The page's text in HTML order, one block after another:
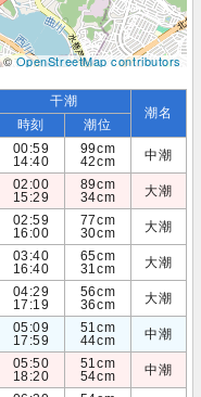
©OpenStreetMap contributors
干潮
潮名
時刻
潮位
00:59
14:40
99cm
42cm
中潮
02:00
15:29
89cm
34cm
大潮
02:59
16:00
77cm
30cm
大潮
03:40
16:40
65cm
31cm
大潮
04:29
17:19
56cm
36cm
大潮
05:09
17:59
51cm
44cm
中潮
05:50
18:20
51cm
54cm
中潮